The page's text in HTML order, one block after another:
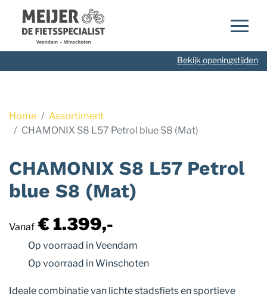
Navigatie
Bekijk openingstijden
Home
Assortiment
CHAMONIX S8 L57 Petrol blue S8 (Mat)
CHAMONIX S8 L57 Petrol
blue S8 (Mat)
Vanaf € 1.399,-
Op voorraad in Veendam
Op voorraad in Winschoten
Ideale combinatie van lichte stadsfiets en sportieve